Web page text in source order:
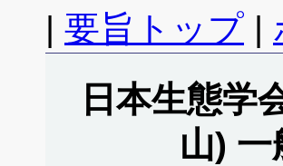
| 要旨トップ |
日本生態学
山)